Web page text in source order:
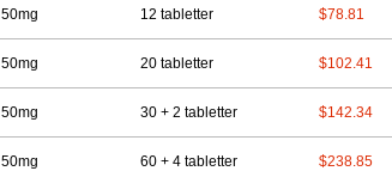
50mg 12 tabletter $78.81
50mg 20 tabletter $102.41
50mg 30 + 2 tabletter $142.34
50mg 60 + 4 tabletter $238.85